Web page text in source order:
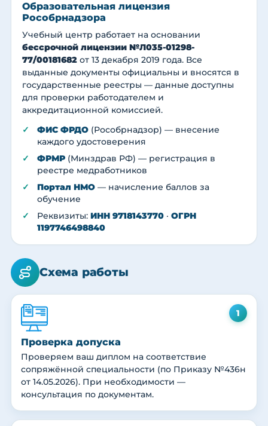
Образовательная лицензия
Рособрнадзора
Учебный центр работает на основании
бессрочной лицензии №Л035-01298-
77/00181682 от 13 декабря 2019 года. Все
выданные документы официальны и вносятся в
государственные реестры — данные доступны
для проверки работодателем и
аккредитационной комиссией.
ФИС ФРДО (Рособрнадзор) — внесение
каждого удостоверения
ФРМР (Минздрав РФ) — регистрация в
реестре медработников
Портал НМО — начисление баллов за
обучение
Реквизиты: ИНН 9718143770 · ОГРН
1197746498840
Схема работы
1
Проверка допуска
Проверяем ваш диплом на соответствие
сопряжённой специальности (по Приказу №436н
от 14.05.2026). При необходимости —
консультация по документам.